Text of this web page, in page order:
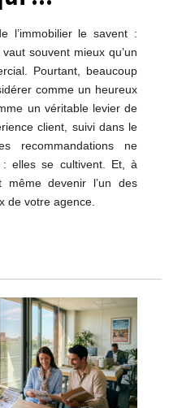
l’immobilier le savent :
souvent mieux qu’un
Pourtant, beaucoup
comme un heureux
un véritable levier de
client, suivi dans le
recommandations ne
elles se cultivent. Et, à
même devenir l’un des
de votre agence.